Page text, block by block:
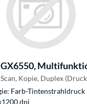
Kopie, Duplex
Farb-Tintenstrahldruck
dpi